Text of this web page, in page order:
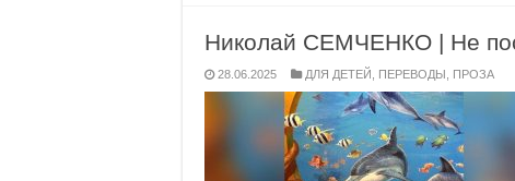
Николай СЕМЧЕНКО | Не
28.06.2025 ДЛЯ ДЕТЕЙ ПЕРЕВОДЫ ПРОЗА